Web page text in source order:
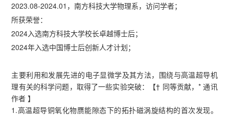
2023.08-2024.01，南方科技大学物理系，访问学者；
所获荣誉：
2024入选南方科技大学校长卓越博士后；
2024年入选中国博士后创新人才计划；
主要利用和发展先进的电子显微学及其方法，围绕与高温超导机
理有关的科学问题，取得了一些实验突破：【† 同等贡献，* 通讯
作者 】
1.高温超导铜氧化物赝能隙态下的拓扑磁涡旋结构的首次发现。